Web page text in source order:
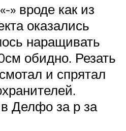
» вроде как из
оказались
наращивать
обидно. Резать
и спрятал
Делфо за р за